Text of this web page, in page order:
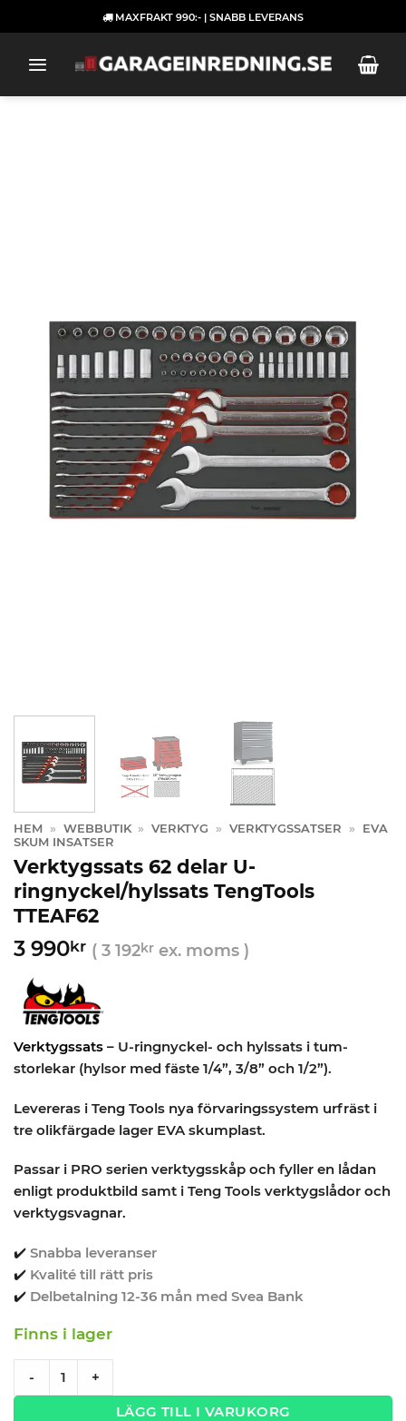
to
MAXFRAKT 990:- | SNABB LEVERANS
HEM » WEBBUTIK » VERKTYG » VERKTYGSSATSER »
EVA
SKUM INSATSER
Verktygssats 62 delar U-
ringnyckel/hylssats TengTools
TTEAF62
3 990kr ( 3 192kr ex. moms )
Verktygssats – U-ringnyckel- och hylssats i tum-
storlekar (hylsor med fäste 1/4”, 3/8” och 1/2”).
Levereras i Teng Tools nya förvaringssystem urfräst i
tre olikfärgade lager EVA skumplast.
Passar i PRO serien verktygsskåp och fyller en lådan
enligt produktbild samt i Teng Tools verktygslådor och
verktygsvagnar.
✔️ Snabba leveranser
✔️ Kvalité till rätt pris
✔️ Delbetalning 12-36 mån med Svea Bank
Finns i lager
- +
LÄGG TILL I VARUKORG